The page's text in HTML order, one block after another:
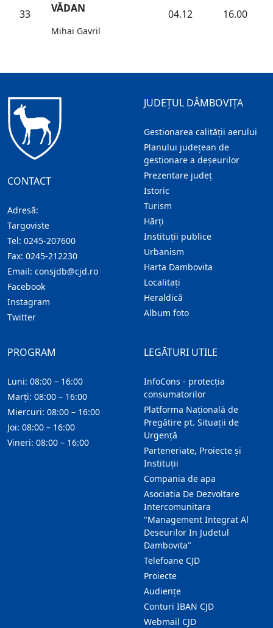
33 VĂDAN
Mihai Gavril
04.12 16.00
CONTACT
Adresă:
Targoviste
Tel: 0245-207600
Fax: 0245-212230
Email: consjdb@cjd.ro
Facebook
Instagram
Twitter
JUDEȚUL DÂMBOVIȚA
Gestionarea calității aerului
Planului județean de
gestionare a deșeurilor
Prezentare judeţ
Istoric
Turism
Hărţi
Instituţii publice
Urbanism
Harta Dambovita
Localitaţi
Heraldică
Album foto
LEGĂTURI UTILE
InfoCons - protecția
consumatorilor
Platforma Națională de
Pregătire pt. Situații de
Urgență
Parteneriate, Proiecte și
Instituții
Compania de apa
Asociatia De Dezvoltare
Intercomunitara
"Management Integrat Al
Deseurilor In Judetul
Dambovita"
Telefoane CJD
Proiecte
Audienţe
Conturi IBAN CJD
Webmail CJD
PROGRAM
Luni: 08:00 – 16:00
Marți: 08:00 – 16:00
Miercuri: 08:00 – 16:00
Joi: 08:00 – 16:00
Vineri: 08:00 – 16:00